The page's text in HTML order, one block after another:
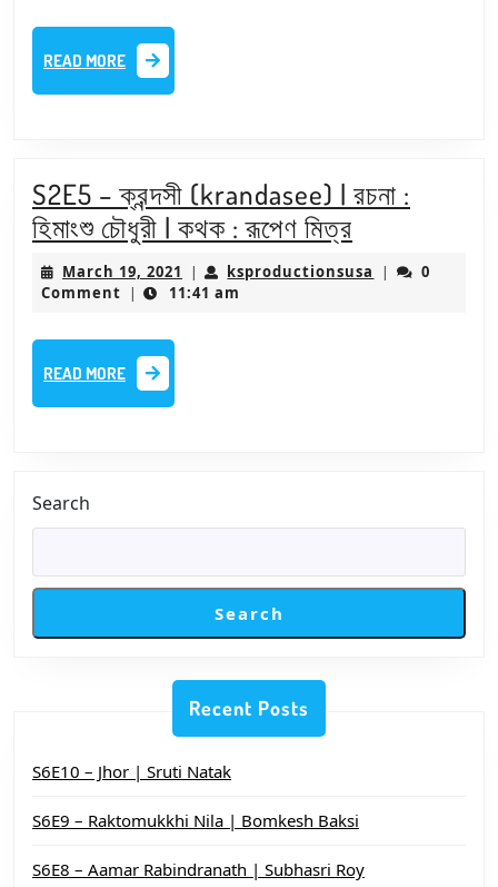
|
কলমে
READ MORE
READ
MORE
S2E5 – ক্রন্দসী (krandasee) | রচনা :
হিমাংশু চৌধুরী | কথক : রূপেণ মিত্র
–
|
:
March 19, 2021 March
19,
| ksproductionsusa |
0
Comment | 11:41 am
READ MORE
READ
MORE
Search
Search
Recent Posts
S6E10 – Jhor | Sruti Natak
S6E9 – Raktomukkhi Nila | Bomkesh Baksi
S6E8 – Aamar Rabindranath | Subhasri Roy